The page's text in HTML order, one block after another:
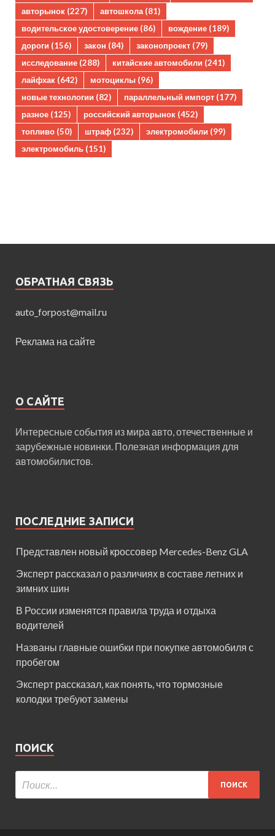
авторынок (227) автошкола(81)
водительское удостоверение (86) вождение (189)
дороги (156) закон (84) законопроект (79)
исследование (288) китайские автомобили (241)
лайфхак (642) мотоциклы (96)
новые технологии (82) параллельный импорт (177)
разное (125) российский авторынок (452)
топливо (50) штраф (232) электромобили (99)
электромобиль (151)
ОБРАТНАЯ СВЯЗЬ
auto_forpost@mail.ru
Реклама на сайте
О САЙТЕ
Интересные события из мира авто, отечественные и
зарубежные новинки. Полезная информация для
автомобилистов.
ПОСЛЕДНИЕ ЗАПИСИ
Представлен новый кроссовер Mercedes-Benz GLA
Эксперт рассказал о различиях в составе летних и
зимних шин
В России изменятся правила труда и отдыха
водителей
Названы главные ошибки при покупке автомобиля с
пробегом
Эксперт рассказал, как понять, что тормозные
колодки требуют замены
ПОИСК